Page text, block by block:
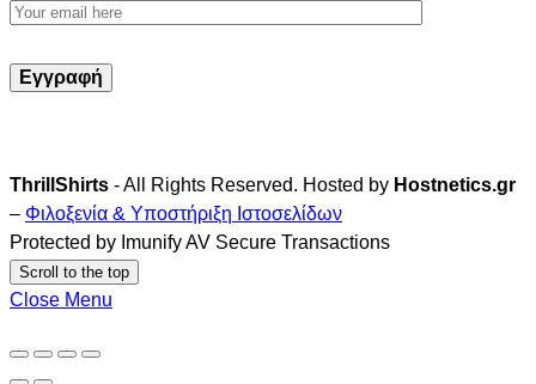
ThrillShirts - All Rights Reserved. Hosted by Hostnetics.gr
– Φιλοξενία & Υποστήριξη Ιστοσελίδων
Protected by Imunify AV Secure Transactions
Scroll to the top
Close Menu